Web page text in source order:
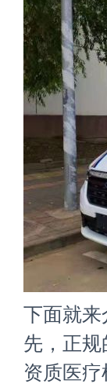
下面就来
先，正
资质医